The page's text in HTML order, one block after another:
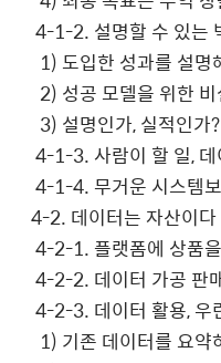
4-1-2. 설명할 수 있는
1)도입한 성과를 설명
2) 성공 모델을 위한 비
3) 설명인가,실적인가?
4-1-3. 사람이 할 일,
4-1-4.무거운 시스템
4-2. 데이터는 자산이다
4-2-1.플랫폼에 상품
4-2-2. 데이터 가공 판
4-2-3. 데이터 활용,우
1) 기존 데이터를 요약